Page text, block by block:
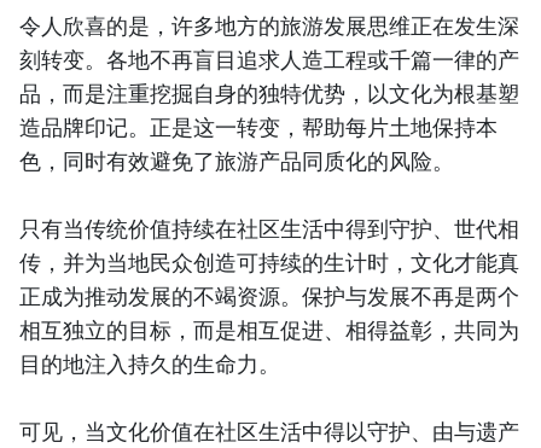
令人欣喜的是，许多地方的旅游发展思维正在发生深
刻转变。各地不再盲目追求人造工程或千篇一律的产
品，而是注重挖掘自身的独特优势，以文化为根基塑
造品牌印记。正是这一转变，帮助每片土地保持本
色，同时有效避免了旅游产品同质化的风险。
只有当传统价值持续在社区生活中得到守护、世代相
传，并为当地民众创造可持续的生计时，文化才能真
正成为推动发展的不竭资源。保护与发展不再是两个
相互独立的目标，而是相互促进、相得益彰，共同为
目的地注入持久的生命力。
可见，当文化价值在社区生活中得以守护、由与遗产